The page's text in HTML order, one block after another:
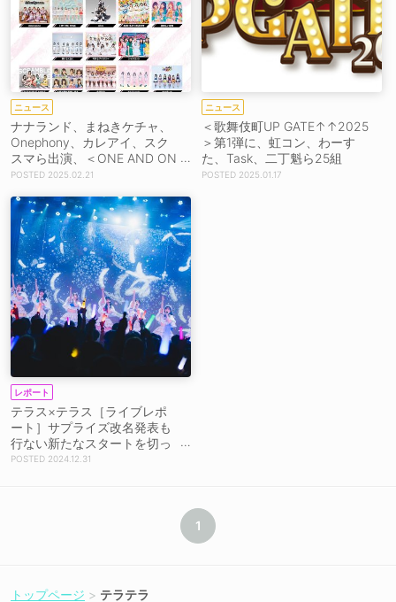
ニュース
ナナランド、まねきケチャ、
Onephony、カレアイ、スク
スマら出演、＜ONE AND ON
LY Vol.11＞開催！
2025.02.21
ニュース
＜歌舞伎町UP GATE↑↑2025
＞第1弾に、虹コン、わーす
た、Task、二丁魁ら25組
2025.01.17
レポート
テラス×テラス［ライブレポ
ート］サプライズ改名発表も
行ない新たなスタートを切っ
た＜新体制お披露目ライブ＞
2024.12.31
1
トップページ テラテラ